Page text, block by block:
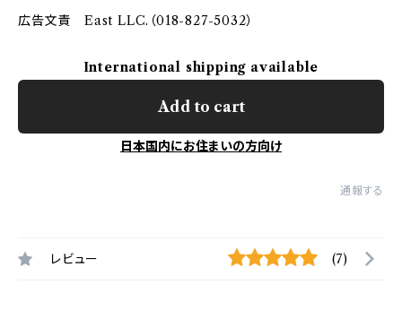
広告文責 East LLC.（018-827-5032）
International shipping available
Add to cart
日本国内にお住まいの方向け
通報する
レビュー (7)